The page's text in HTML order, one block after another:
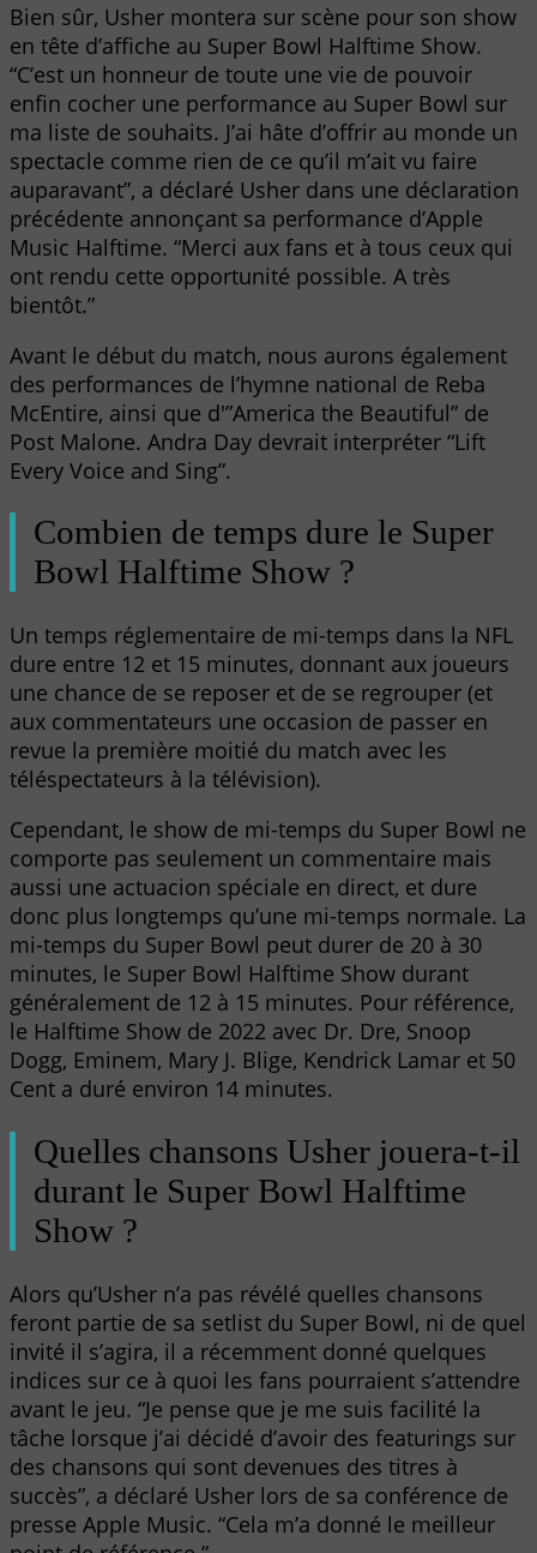
Bien sûr, Usher montera sur scène pour son show
en tête d’affiche au Super Bowl Halftime Show.
“C’est un honneur de toute une vie de pouvoir
enfin cocher une performance au Super Bowl sur
ma liste de souhaits. J’ai hâte d’offrir au monde un
spectacle comme rien de ce qu’il m’ait vu faire
auparavant”, a déclaré Usher dans une déclaration
précédente annonçant sa performance d’Apple
Music Halftime. “Merci aux fans et à tous ceux qui
ont rendu cette opportunité possible. A très
bientôt.”
Avant le début du match, nous aurons également
des performances de l’hymne national de Reba
McEntire, ainsi que d'”America the Beautiful” de
Post Malone. Andra Day devrait interpréter “Lift
Every Voice and Sing”.
Combien de temps dure le Super
Bowl Halftime Show ?
Un temps réglementaire de mi-temps dans la NFL
dure entre 12 et 15 minutes, donnant aux joueurs
une chance de se reposer et de se regrouper (et
aux commentateurs une occasion de passer en
revue la première moitié du match avec les
téléspectateurs à la télévision).
Cependant, le show de mi-temps du Super Bowl ne
comporte pas seulement un commentaire mais
aussi une actuacion spéciale en direct, et dure
donc plus longtemps qu’une mi-temps normale. La
mi-temps du Super Bowl peut durer de 20 à 30
minutes, le Super Bowl Halftime Show durant
généralement de 12 à 15 minutes. Pour référence,
le Halftime Show de 2022 avec Dr. Dre, Snoop
Dogg, Eminem, Mary J. Blige, Kendrick Lamar et 50
Cent a duré environ 14 minutes.
Quelles chansons Usher jouera-t-il
durant le Super Bowl Halftime
Show ?
Alors qu’Usher n’a pas révélé quelles chansons
feront partie de sa setlist du Super Bowl, ni de quel
invité il s’agira, il a récemment donné quelques
indices sur ce à quoi les fans pourraient s’attendre
avant le jeu. “Je pense que je me suis facilité la
tâche lorsque j’ai décidé d’avoir des featurings sur
des chansons qui sont devenues des titres à
succès”, a déclaré Usher lors de sa conférence de
presse Apple Music. “Cela m’a donné le meilleur